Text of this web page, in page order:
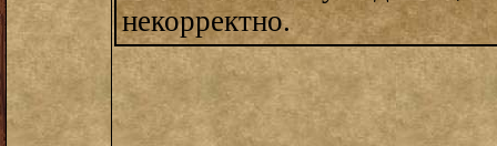
некорректно.